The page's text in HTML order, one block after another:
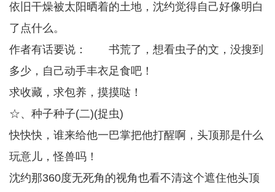
依旧干燥被太阳晒着的土地，沈约觉得自己好像明白
了点什么。
作者有话要说： 书荒了，想看虫子的文，没搜到
多少，自己动手丰衣足食吧！
求收藏，求包养，摸摸哒！
☆、种子种子(二)(捉虫)
快快快，谁来给他一巴掌把他打醒啊，头顶那是什么
玩意儿，怪兽吗！
沈约那360度无死角的视角也看不清这个遮住他头顶